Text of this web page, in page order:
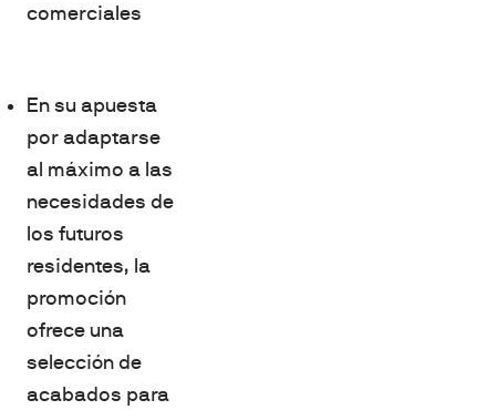
comerciales
En su apuesta
por adaptarse
al máximo a las
necesidades de
los futuros
residentes, la
promoción
ofrece una
selección de
acabados para